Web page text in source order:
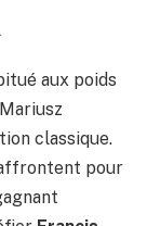
aux poids
classique.
pour